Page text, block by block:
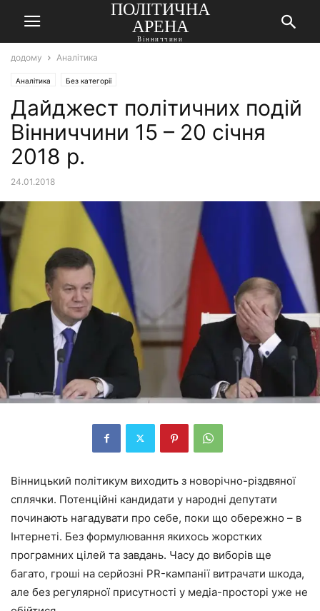
ПОЛІТИЧНА
АРЕНА
Вінниччини
додому Аналітика
Аналітика Без категорії
Дайджест політичних подій
Вінниччини 15 – 20 січня
2018 р.
24.01.2018
Вінницький політикум виходить з новорічно-різдвяної
сплячки. Потенційні кандидати у народні депутати
починають нагадувати про себе, поки що обережно – в
Інтернеті. Без формулювання якихось жорстких
програмних цілей та завдань. Часу до виборів ще
багато, гроші на серйозні PR-кампанії витрачати шкода,
але без регулярної присутності у медіа-просторі уже не